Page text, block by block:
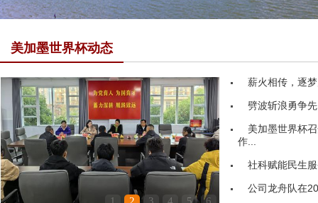
美加墨世界杯动态
薪火相传，逐
劈波斩浪勇争
美加墨世界杯
作...
社科赋能民生
公司龙舟队在